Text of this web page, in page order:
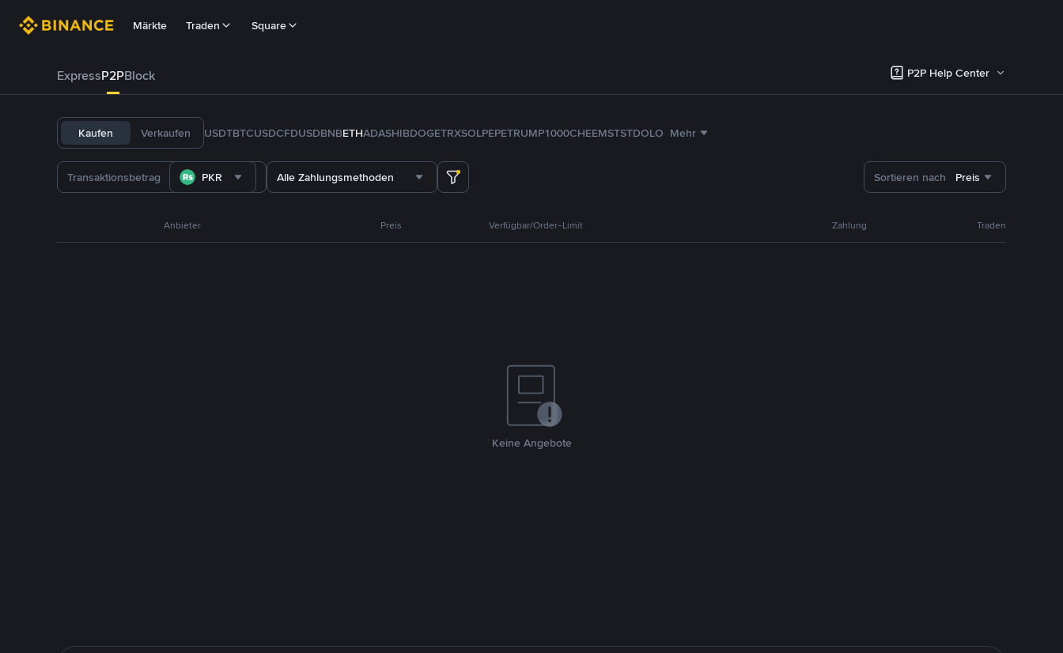
Märkte Traden Square
ExpressP2PBlock P2P Help Center
Kaufen Verkaufen USDTBTCUSDCFDUSDBNBETHADASHIBDOGETRXSOLPEPETRUMP1000CHEEMSTSTDOLO Mehr
PKR Alle Zahlungsmethoden Sortieren nach Preis
Anbieter Preis Verfügbar/Order-Limit Zahlung Traden
Keine Angebote